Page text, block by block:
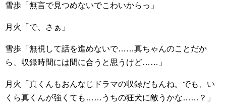
雪歩「無言で見つめないでこわいからっ」
月火「で、さぁ」
雪歩「無視して話を進めないで……真ちゃんのことだか
ら、収録時間には間に合うと思うけど……」
月火「真くんもおんなじドラマの収録だもんね。でも、い
くら真くんが強くても……うちの狂犬に敵うかな……？」